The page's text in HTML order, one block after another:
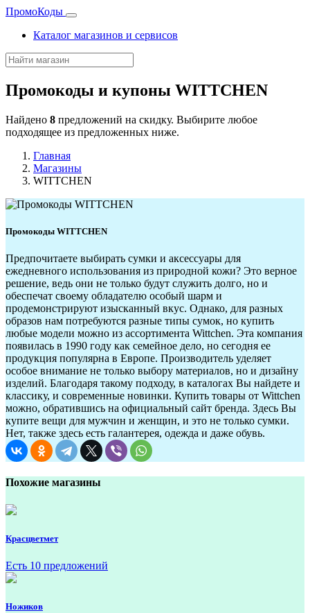
ПромоКоды
Каталог магазинов и сервисов
Промокоды и купоны WITTCHEN
Найдено 8 предложений на скидку. Выбирите любое
подходящее из предложенных ниже.
Главная
Магазины
WITTCHEN
Промокоды WITTCHEN
Предпочитаете выбирать сумки и аксессуары для
ежедневного использования из природной кожи? Это верное
решение, ведь они не только будут служить долго, но и
обеспечат своему обладателю особый шарм и
продемонстрируют изысканный вкус. Однако, для разных
образов нам потребуются разные типы сумок, но купить
любые модели можно из ассортимента Wittchen. Эта компания
появилась в 1990 году как семейное дело, но сегодня ее
продукция популярна в Европе. Производитель уделяет
особое внимание не только выбору материалов, но и дизайну
изделий. Благодаря такому подходу, в каталогах Вы найдете и
классику, и современные новинки. Купить товары от Wittchen
можно, обратившись на официальный сайт бренда. Здесь Вы
купите вещи для мужчин и женщин, и это не только сумки.
Нет, также здесь есть галантерея, одежда и даже обувь.
Похожие магазины
Красцветмет
Есть 10 предложений
Ножиков